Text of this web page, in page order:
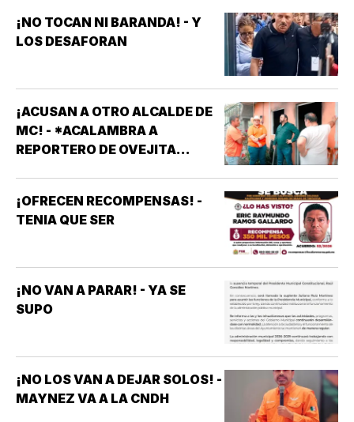
¡NO TOCAN NI BARANDA! - Y
LOS DESAFORAN
¡ACUSAN A OTRO ALCALDE DE
MC! - *ACALAMBRA A
REPORTERO DE OVEJITA
¡OFRECEN RECOMPENSAS! -
TENIA QUE SER
¡NO VAN A PARAR! - YA SE
SUPO
¡NO LOS VAN A DEJAR SOLOS! -
MAYNEZ VA A LA CNDH